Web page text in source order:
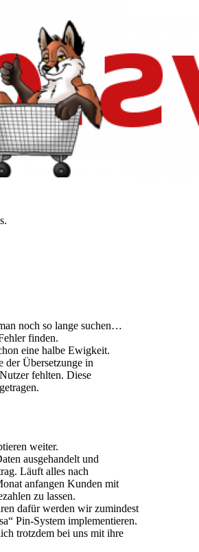
noch so lange suchen…
finden.
eine halbe Ewigkeit.
der Übersetzunge in
fehlten. Diese
weiter.
ausgehandelt und
Läuft alles nach
anfangen Kunden mit
zu lassen.
dafür werden wir zumindest
Pin-System implementieren.
trotzdem bei uns mit ihre